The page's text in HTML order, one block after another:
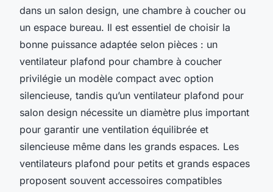
dans un salon design, une chambre à coucher ou
un espace bureau. Il est essentiel de choisir la
bonne puissance adaptée selon pièces : un
ventilateur plafond pour chambre à coucher
privilégie un modèle compact avec option
silencieuse, tandis qu’un ventilateur plafond pour
salon design nécessite un diamètre plus important
pour garantir une ventilation équilibrée et
silencieuse même dans les grands espaces. Les
ventilateurs plafond pour petits et grands espaces
proposent souvent accessoires compatibles